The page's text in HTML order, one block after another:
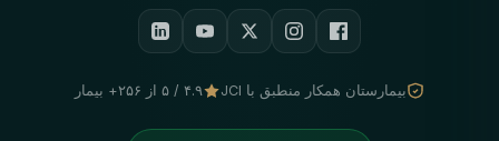
بیمارستان همکار منطبق با JCI ۴.۹ / ۵ از ۲۵۶+ بیمار